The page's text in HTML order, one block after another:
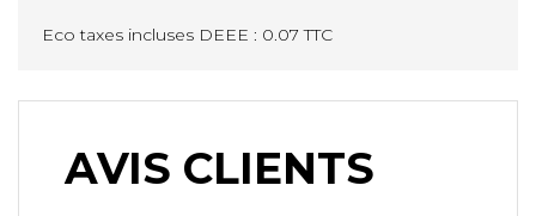
Eco taxes incluses DEEE : 0.07 TTC
AVIS CLIENTS